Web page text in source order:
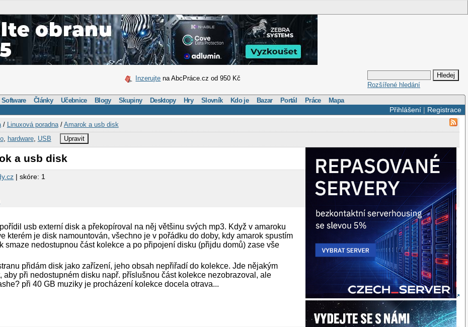
Inzerujte na AbcPráce.cz od 950 Kč
Rozšířené hledání
Software Články Učebnice Blogy Skupiny Desktopy Hry Slovník Kdo je Bazar Portál Práce Mapa
Přihlášení| Registrace
/ Linuxová poradna/ Amarok a usb disk
, hardware, USB Upravit
a usb disk
| skóre: 1
usb externí disk a překopíroval na něj většinu svých mp3. Když v amaroku
kterém je disk namountován, všechno je v pořádku do doby, kdy amarok spustím
smaze nedostupnou část kolekce a po připojení disku (přijdu domů) zase vše
přidám disk jako zařízení, jeho obsah nepřiřadí do kolekce. Jde nějakým
aby při nedostupném disku např. příslušnou část kolekce nezobrazoval, ale
při 40 GB muziky je procházení kolekce docela otrava...